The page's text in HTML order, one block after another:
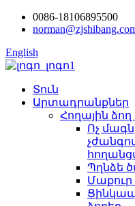
0086-18106895500
English
Տուն
Արտադրանքներ
Հողային ձող
Ոչ
Պղնձե
Մաքուր